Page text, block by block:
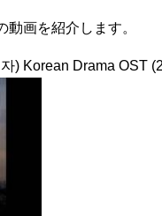
～永遠の約束～」メイキングを
近況を伝える“会いたいでしょ
せよ」に出演確定…“台本を見
기고 (Junggigo) – 그리고 그려
ム秘書がなぜそうか」出演で話
動画を紹介します。
) Korean Drama OST